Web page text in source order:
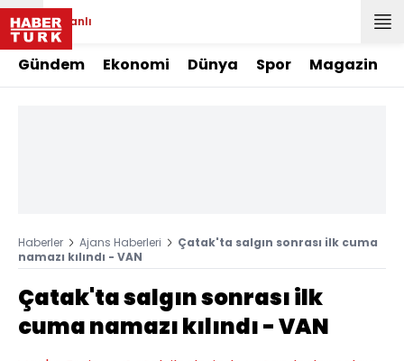
Canlı
Gündem Ekonomi Dünya Spor Magazin
Haberler Ajans Haberleri
Çatak'ta salgın sonrası ilk cuma
namazı kılındı - VAN
Çatak'ta salgın sonrası ilk
cuma namazı kılındı - VAN